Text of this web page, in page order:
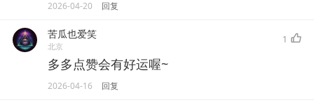
2026-04-20 回复
苦瓜也爱笑
北京
1
多多点赞会有好运喔~
2026-04-16 回复